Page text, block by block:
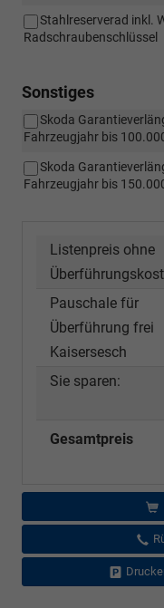
Stahlreserverad inkl.
Radschraubenschlüssel
Sonstiges
Skoda
Fahrzeugjahr bis
Skoda
Fahrzeugjahr bis
Listenpreis ohne
Pauschale für
Überführung frei
Kaisersesch
Sie sparen:
Gesamtpreis